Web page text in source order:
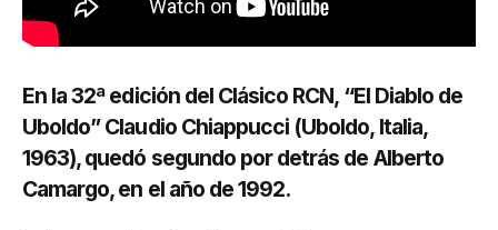
En la 32ª edición del Clásico RCN, “El Diablo de
Uboldo” Claudio Chiappucci (Uboldo, Italia,
1963), quedó segundo por detrás de Alberto
Camargo, en el año de 1992.